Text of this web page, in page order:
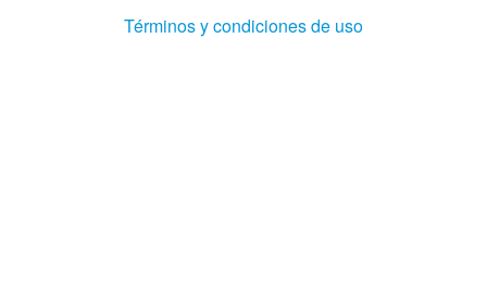
Términos y condiciones de uso(Abre